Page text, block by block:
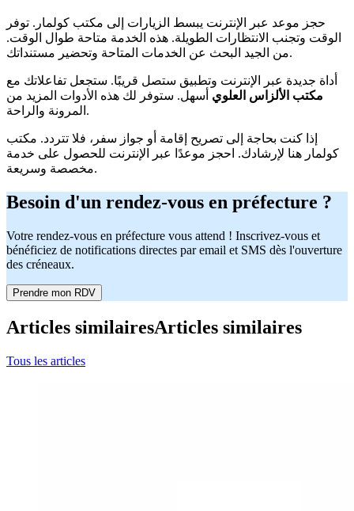
حجز موعد عبر الإنترنت يبسط الزيارات إلى مكتب كولمار. توفر
الوقت وتجنب الانتظارات الطويلة. هذه الخدمة متاحة طوال الوقت.
من الجيد البحث عن الخدمات المتاحة وتحضير مستنداتك.
أداة جديدة عبر الإنترنت وتطبيق ستصل قريبًا. ستجعل تفاعلاتك مع
مكتب الألزاس العلوي أسهل. ستوفر لك هذه الأدوات المزيد من
المرونة والراحة.
إذا كنت بحاجة إلى تصريح إقامة أو جواز سفر، فلا تتردد. مكتب
كولمار هنا لإرشادك. احجز موعدًا عبر الإنترنت للحصول على خدمة
مخصصة وسريعة.
Besoin d'un rendez-vous en préfecture ?
Votre rendez-vous en préfecture vous attend ! Inscrivez-vous et
bénéficiez de notifications directes par email et SMS dès l'ouverture
des créneaux.
Prendre mon RDV
Articles similairesArticles similaires
Tous les articles